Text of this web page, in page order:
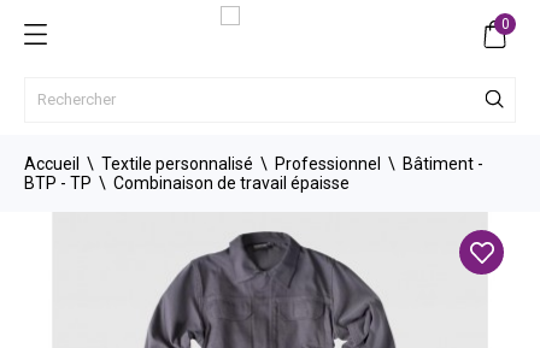
0
Accueil Textile personnalisé Professionnel
Bâtiment -
BTP - TP
Combinaison de travail épaisse